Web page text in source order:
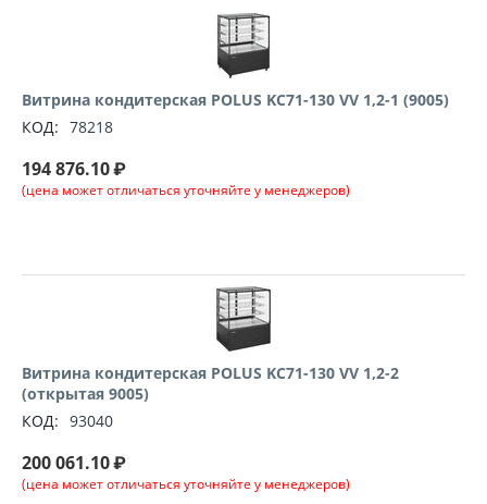
Витрина кондитерская POLUS KC71-130 VV 1,2-1 (9005)
КОД: 78218
194 876.10₽
(цена может отличаться уточняйте у менеджеров)
Витрина кондитерская POLUS KC71-130 VV 1,2-2
(открытая 9005)
КОД: 93040
200 061.10₽
(цена может отличаться уточняйте у менеджеров)